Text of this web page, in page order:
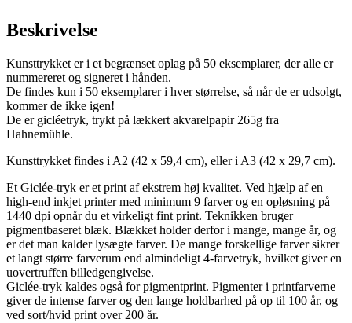
Beskrivelse
Kunsttrykket er i et begrænset oplag på 50 eksemplarer, der alle er
nummereret og signeret i hånden.
De findes kun i 50 eksemplarer i hver størrelse, så når de er udsolgt,
kommer de ikke igen!
De er gicléetryk, trykt på lækkert akvarelpapir 265g fra
Hahnemühle.
Kunsttrykket findes i A2 (42 x 59,4 cm), eller i A3 (42 x 29,7 cm).
Et Giclée-tryk er et print af ekstrem høj kvalitet. Ved hjælp af en
high-end inkjet printer med minimum 9 farver og en opløsning på
1440 dpi opnår du et virkeligt fint print. Teknikken bruger
pigmentbaseret blæk. Blækket holder derfor i mange, mange år, og
er det man kalder lysægte farver. De mange forskellige farver sikrer
et langt større farverum end almindeligt 4-farvetryk, hvilket giver en
uovertruffen billedgengivelse.
Giclée-tryk kaldes også for pigmentprint. Pigmenter i printfarverne
giver de intense farver og den lange holdbarhed på op til 100 år, og
ved sort/hvid print over 200 år.